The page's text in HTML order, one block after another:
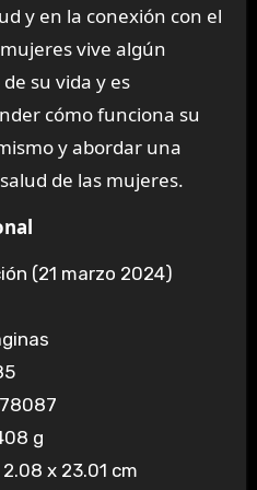
y en la conexión con el
vive algún
su vida y es
cómo funciona su
y abordar una
de las mujeres.
(21 marzo 2024)
g
2.08 x 23.01 cm